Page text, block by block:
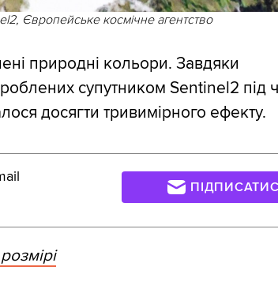
Європейське космічне агентство
природні кольори. Завдяки
супутником Sentinel2 під
досягти тривимірного ефекту.